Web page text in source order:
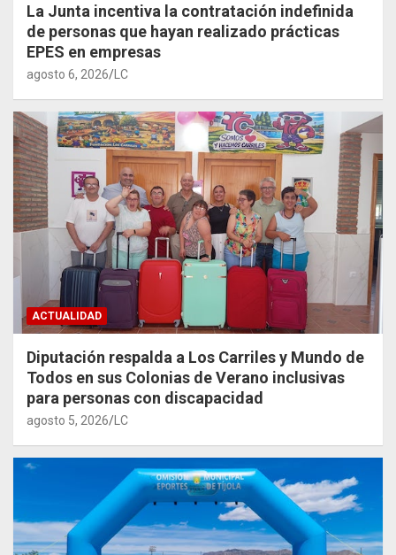
La Junta incentiva la contratación indefinida
de personas que hayan realizado prácticas
EPES en empresas
agosto 6, 2026 LC
ACTUALIDAD
Diputación respalda a Los Carriles y Mundo de
Todos en sus Colonias de Verano inclusivas
para personas con discapacidad
agosto 5, 2026 LC